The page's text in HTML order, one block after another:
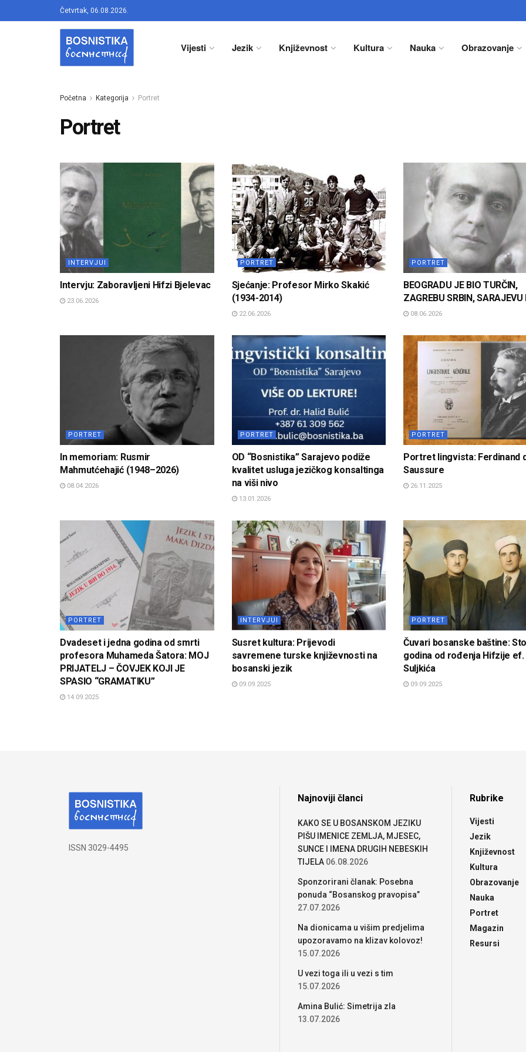
Četvrtak, 06.08.2026.
Vijesti Jezik Književnost Kultura Nauka Obrazovanje
Početna Kategorija Portret
Portret
INTERVJUI
Intervju: Zaboravljeni Hifzi Bjelevac
23.06.2026
PORTRET
Sjećanje: Profesor Mirko Skakić
(1934-2014)
22.06.2026
PORTRET
BEOGRADU JE BIO TURČIN,
ZAGREBU SRBIN, SARAJEVU
08.06.2026
PORTRET
In memoriam: Rusmir
Mahmutćehajić (1948–2026)
08.04.2026
PORTRET
OD “Bosnistika” Sarajevo podiže
kvalitet usluga jezičkog konsaltinga
na viši nivo
13.01.2026
PORTRET
Portret lingvista: Ferdinand
Saussure
26.11.2025
PORTRET
Dvadeset i jedna godina od smrti
profesora Muhameda Šatora: MOJ
PRIJATELJ – ČOVJEK KOJI JE
SPASIO “GRAMATIKU”
14.09.2025
INTERVJUI
Susret kultura: Prijevodi
savremene turske književnosti na
bosanski jezik
09.09.2025
PORTRET
Čuvari bosanske baštine:
godina od rođenja Hifzije ef.
Suljkića
09.09.2025
ISSN 3029-4495
Najnoviji članci
KAKO SE U BOSANSKOM JEZIKU
PIŠU IMENICE ZEMLJA, MJESEC,
SUNCE I IMENA DRUGIH NEBESKIH
TIJELA 06.08.2026
Sponzorirani članak: Posebna
ponuda “Bosanskog pravopisa”
27.07.2026
Na dionicama u višim predjelima
upozoravamo na klizav kolovoz!
15.07.2026
U vezi toga ili u vezi s tim
15.07.2026
Amina Bulić: Simetrija zla
13.07.2026
Rubrike
Vijesti
Jezik
Književnost
Kultura
Obrazovanje
Nauka
Portret
Magazin
Resursi